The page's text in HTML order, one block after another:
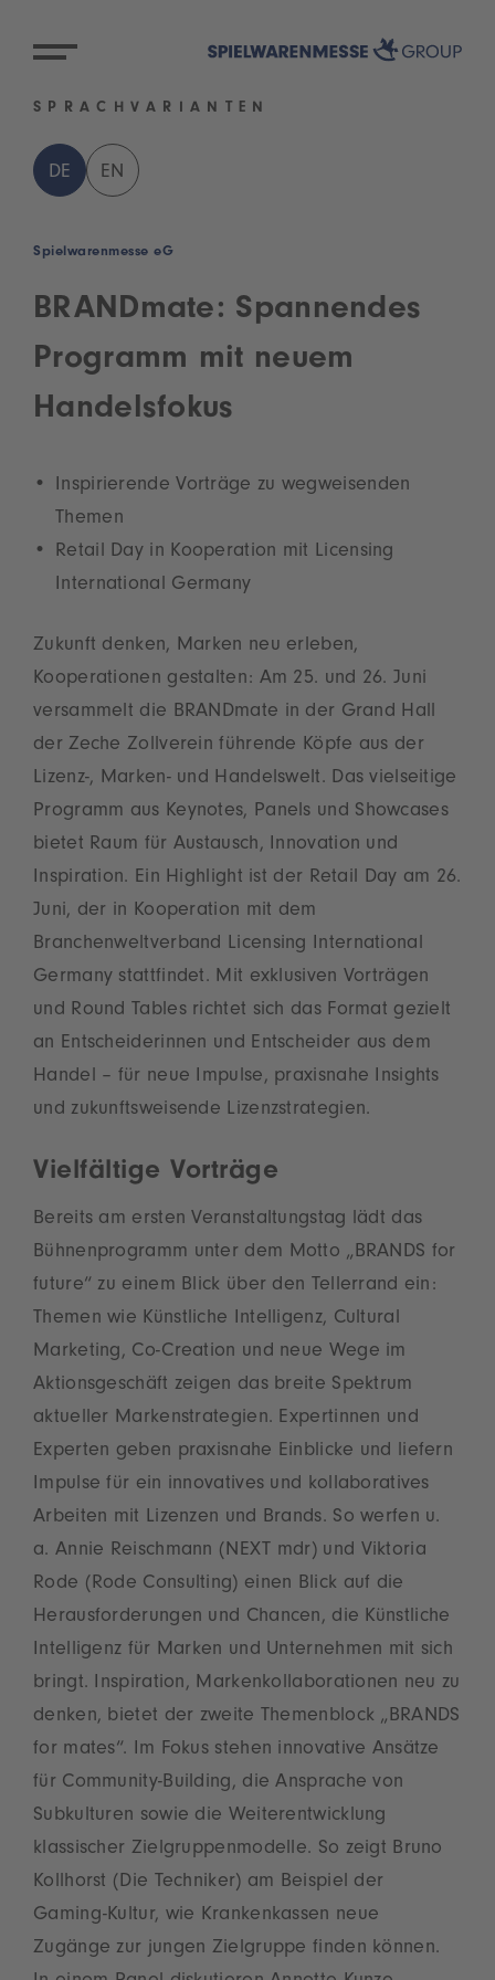
SPRACHVARIANTEN
DE EN
Spielwarenmesse eG
BRANDmate: Spannendes
Programm mit neuem
Handelsfokus
Inspirierende Vorträge zu wegweisenden
Themen
Retail Day in Kooperation mit Licensing
International Germany
Zukunft denken, Marken neu erleben,
Kooperationen gestalten: Am 25. und 26. Juni
versammelt die BRANDmate in der Grand Hall
der Zeche Zollverein führende Köpfe aus der
Lizenz-, Marken- und Handelswelt. Das vielseitige
Programm aus Keynotes, Panels und Showcases
bietet Raum für Austausch, Innovation und
Inspiration. Ein Highlight ist der Retail Day am 26.
Juni, der in Kooperation mit dem
Branchenweltverband Licensing International
Germany stattfindet. Mit exklusiven Vorträgen
und Round Tables richtet sich das Format gezielt
an Entscheiderinnen und Entscheider aus dem
Handel – für neue Impulse, praxisnahe Insights
und zukunftsweisende Lizenzstrategien.
Vielfältige Vorträge
Bereits am ersten Veranstaltungstag lädt das
Bühnenprogramm unter dem Motto „BRANDS for
future“ zu einem Blick über den Tellerrand ein:
Themen wie Künstliche Intelligenz, Cultural
Marketing, Co-Creation und neue Wege im
Aktionsgeschäft zeigen das breite Spektrum
aktueller Markenstrategien. Expertinnen und
Experten geben praxisnahe Einblicke und liefern
Impulse für ein innovatives und kollaboratives
Arbeiten mit Lizenzen und Brands. So werfen u.
a. Annie Reischmann (NEXT mdr) und Viktoria
Rode (Rode Consulting) einen Blick auf die
Herausforderungen und Chancen, die Künstliche
Intelligenz für Marken und Unternehmen mit sich
bringt. Inspiration, Markenkollaborationen neu zu
denken, bietet der zweite Themenblock „BRANDS
for mates“. Im Fokus stehen innovative Ansätze
für Community-Building, die Ansprache von
Subkulturen sowie die Weiterentwicklung
klassischer Zielgruppenmodelle. So zeigt Bruno
Kollhorst (Die Techniker) am Beispiel der
Gaming-Kultur, wie Krankenkassen neue
Zugänge zur jungen Zielgruppe finden können.